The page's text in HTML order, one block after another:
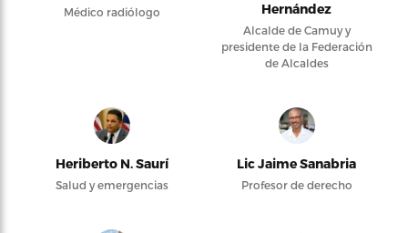
Médico radiólogo
Hernández
Alcalde de Camuy y
presidente de la Federación
de Alcaldes
Heriberto N. Saurí
Salud y emergencias
Lic Jaime Sanabria
Profesor de derecho